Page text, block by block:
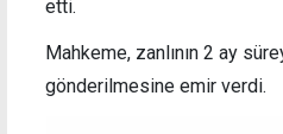
etti.
Mahkeme, zanlının 2 ay
gönderilmesine emir verdi.